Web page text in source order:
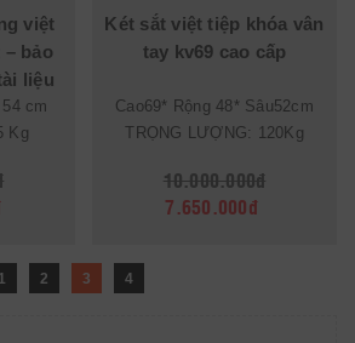
việt
bảo
liệu
vượt
cm
125 Kg
Két sắt việt tiệp khóa vân
tay kv69 cao cấp
Cao69* Rộng 48* Sâu52cm
TRỌNG LƯỢNG: 120Kg
10.000.000đ
7.650.000đ
1 2 3 4